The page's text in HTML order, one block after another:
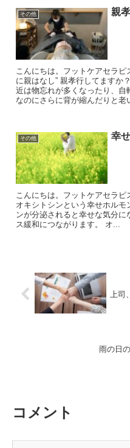
その他 親
こんにちは。フットケアセラピ
に親はなし” 親孝行してますか
近は物忘れが多くなったり、自
なのにさらに背が縮んだりと老
その他 幸
こんにちは。フットケアセラ
オキシトシンという幸せホル
ンが分泌されると幸せな気分
ス緩和につながります。 オ...
上
雨の日
コメント